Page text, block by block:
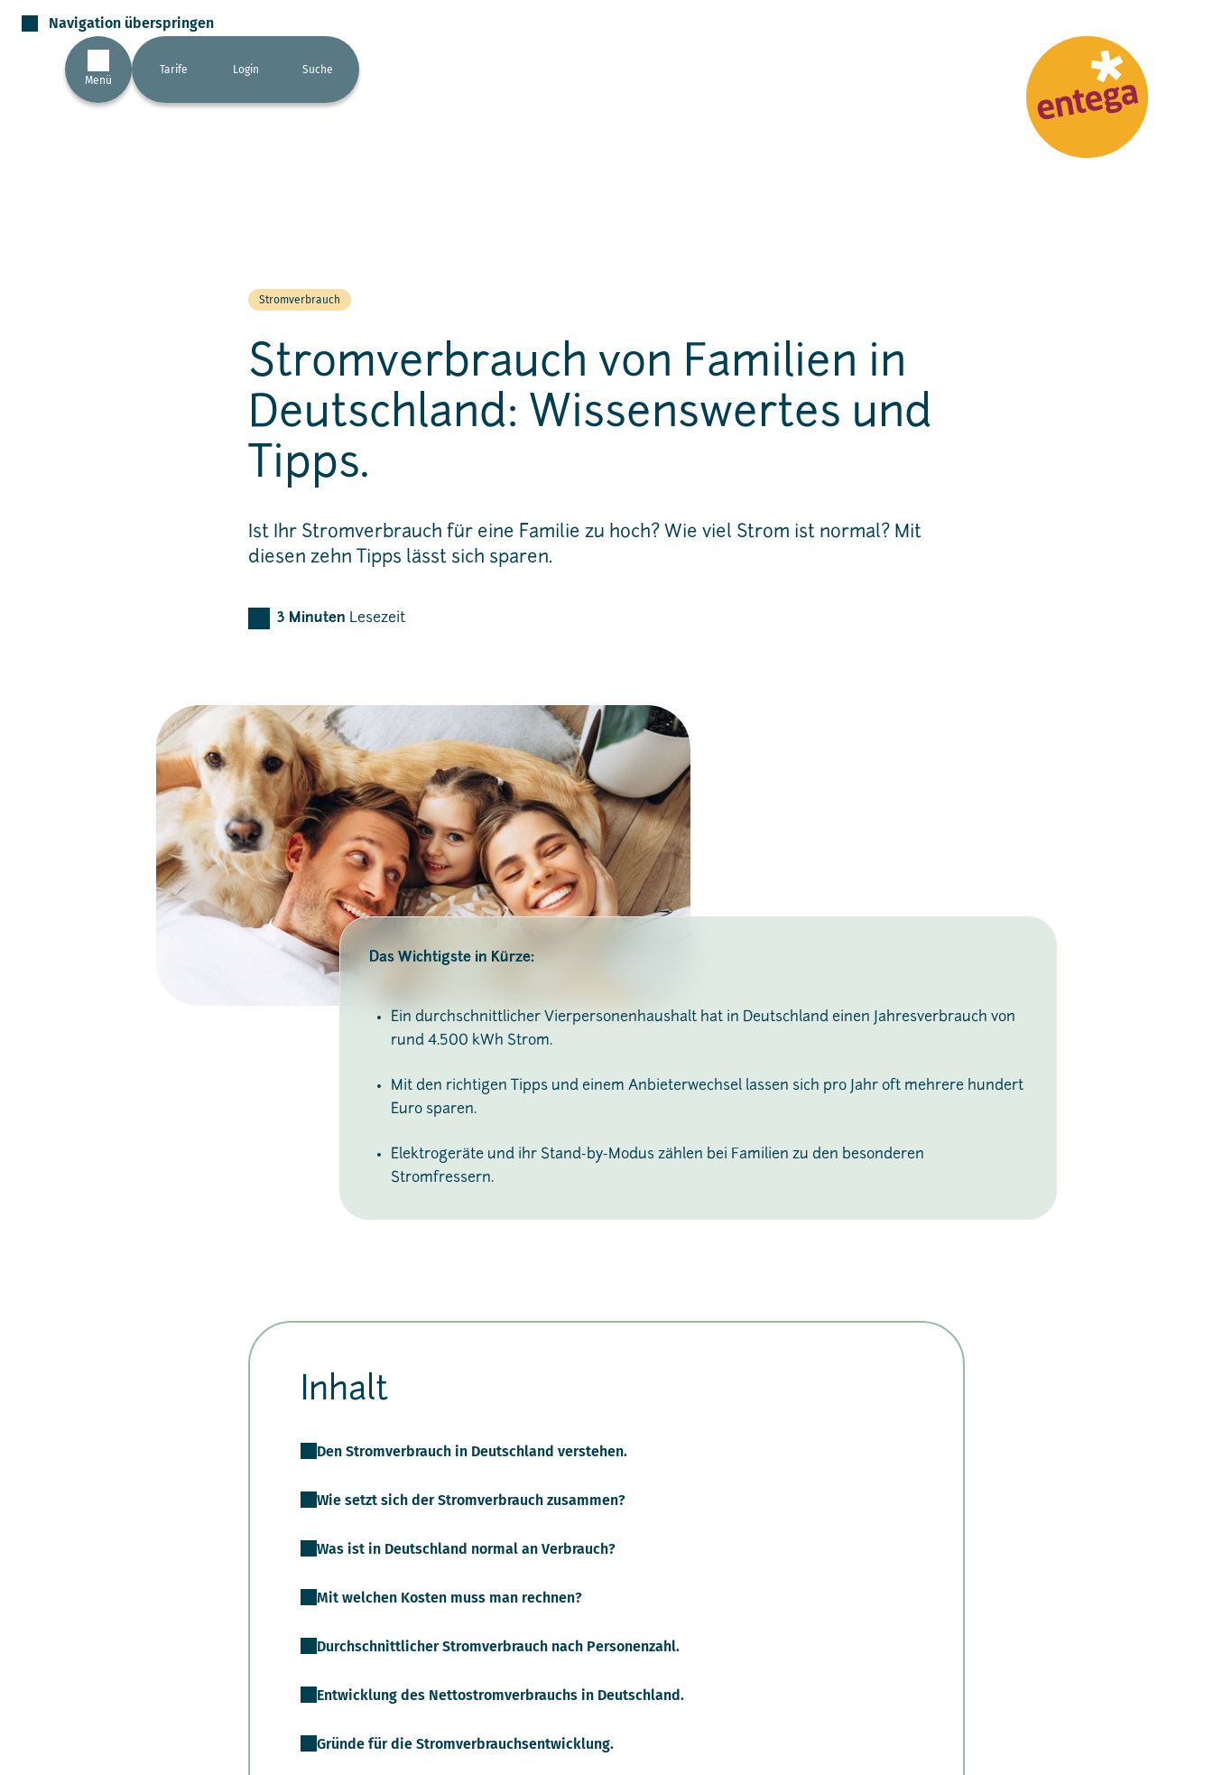
Navigation überspringen
Menü
Tarife Login Suche
Stromverbrauch
Stromverbrauch von Familien in
Deutschland: Wissenswertes und
Tipps.
Ist Ihr Stromverbrauch für eine Familie zu hoch? Wie viel Strom ist normal? Mit
diesen zehn Tipps lässt sich sparen.
3 Minuten Lesezeit
Das Wichtigste in Kürze:
Ein durchschnittlicher Vierpersonenhaushalt hat in Deutschland einen Jahresverbrauch von
rund 4.500 kWh Strom.
Mit den richtigen Tipps und einem Anbieterwechsel lassen sich pro Jahr oft mehrere hundert
Euro sparen.
Elektrogeräte und ihr Stand-by-Modus zählen bei Familien zu den besonderen
Stromfressern.
Inhalt
Den Stromverbrauch in Deutschland verstehen.
Wie setzt sich der Stromverbrauch zusammen?
Was ist in Deutschland normal an Verbrauch?
Mit welchen Kosten muss man rechnen?
Durchschnittlicher Stromverbrauch nach Personenzahl.
Entwicklung des Nettostromverbrauchs in Deutschland.
Gründe für die Stromverbrauchsentwicklung.